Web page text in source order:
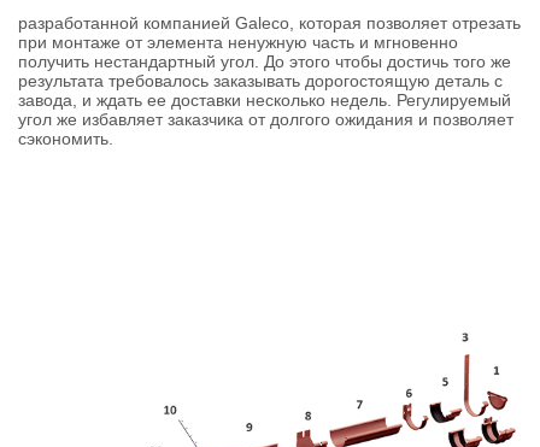
разработанной компанией Galeco, которая позволяет отрезать
при монтаже от элемента ненужную часть и мгновенно
получить нестандартный угол. До этого чтобы достичь того же
результата требовалось заказывать дорогостоящую деталь с
завода, и ждать ее доставки несколько недель. Регулируемый
угол же избавляет заказчика от долгого ожидания и позволяет
сэкономить.